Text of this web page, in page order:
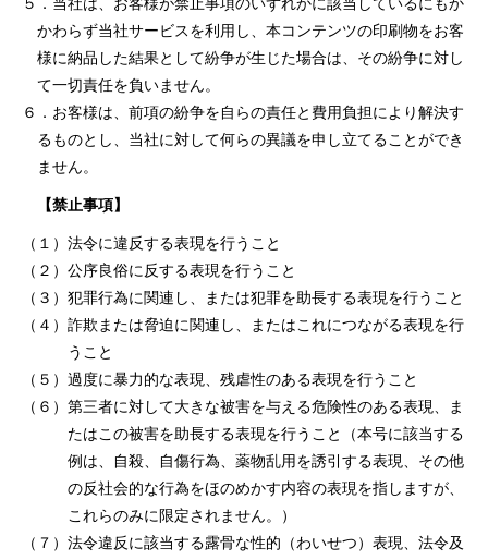
かわらず当社サービスを利⽤し、本コンテンツの印刷物をお客
様に納品した結果として紛争が⽣じた場合は、その紛争に対し
て⼀切責任を負いません。
６．お客様は、前項の紛争を⾃らの責任と費⽤負担により解決す
るものとし、当社に対して何らの異議を申し⽴てることができ
ません。
【禁止事項】
（１）法令に違反する表現を⾏うこと
（２）公序良俗に反する表現を⾏うこと
（３）犯罪⾏為に関連し、または犯罪を助⻑する表現を⾏うこと
（４）詐欺または脅迫に関連し、またはこれにつながる表現を⾏
うこと
（５）過度に暴⼒的な表現、残虐性のある表現を⾏うこと
（６）第三者に対して⼤きな被害を与える危険性のある表現、ま
たはこの被害を助⻑する表現を⾏うこと（本号に該当する
例は、⾃殺、⾃傷⾏為、薬物乱⽤を誘引する表現、その他
の反社会的な⾏為をほのめかす内容の表現を指しますが、
これらのみに限定されません。）
（７）法令違反に該当する露⾻な性的（わいせつ）表現、法令及